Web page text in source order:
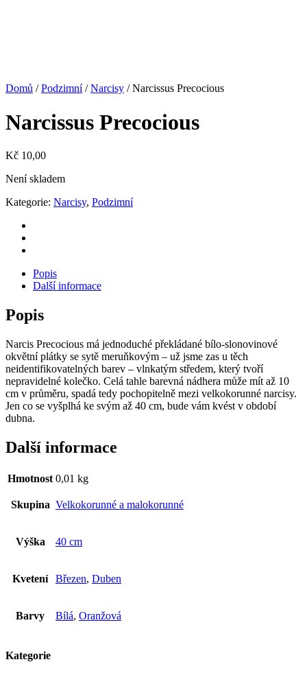
Domů /Podzimní/Narcisy / Narcissus Precocious
Narcissus Precocious
Kč 10,00
Není skladem
Kategorie: Narcisy, Podzimní
Popis
Další informace
Popis
Narcis Precocious má jednoduché překládané bílo-slonovinové
okvětní plátky se sytě meruňkovým – už jsme zas u těch
neidentifikovatelných barev – vlnkatým středem, který tvoří
nepravidelné kolečko. Celá tahle barevná nádhera může mít až 10
cm v průměru, spadá tedy pochopitelně mezi velkokorunné narcisy.
Jen co se vyšplhá ke svým až 40 cm, bude vám kvést v období
dubna.
Další informace
Hmotnost 0,01 kg
Skupina Velkokorunné a malokorunné
Výška 40 cm
Kvetení Březen, Duben
Barvy Bílá, Oranžová
Kategorie